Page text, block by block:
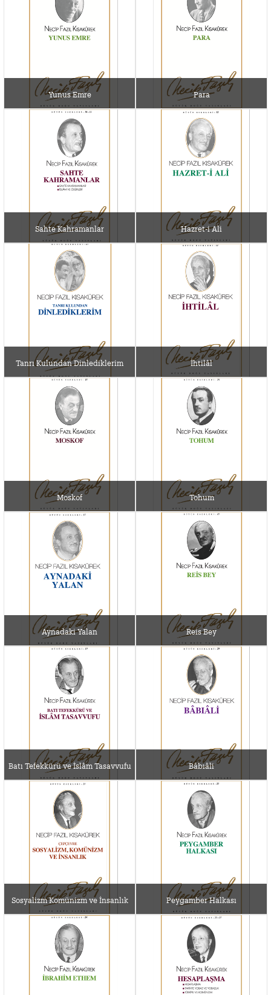
Yunus Emre Para
Sahte Kahramanlar Hazret-i Ali
Tanrı Kulundan Dinlediklerim İhtilâl
Moskof Tohum
Aynadaki Yalan Reis Bey
Batı Tefekkürü ve İslâm Tasavvufu Bâbıâli
Sosyalizm Komünizm ve İnsanlık Peygamber Halkası